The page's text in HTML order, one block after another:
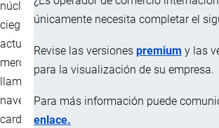
únicamente necesita completar el
Revise las versiones premium y las
para la visualización de su empresa.
Para más información puede
enlace.
núcleo duro de alta tecnología, mejora de
ciegos en frecuencias altas y bajas en todo
actualmente la mejor señal de productos
mercado, incluye todas las funciones de un
llamadas 4G, tomar fotografías,
navegación, monitoreo de ejercicio,
cardíaca, descarga de esferas de reloj,